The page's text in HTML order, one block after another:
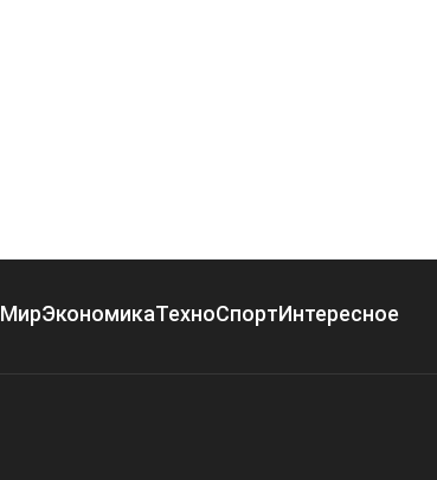
МирЭкономикаТехноСпортИнтересное